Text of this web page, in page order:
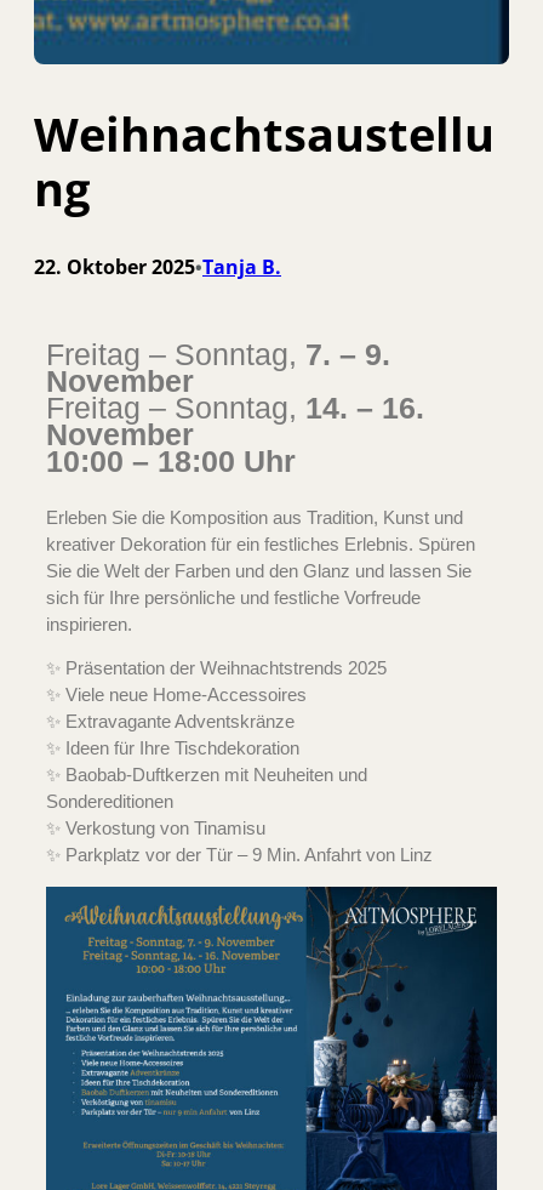
Weihnachtsaustellu
ng
22. Oktober 2025•Tanja B.
Freitag – Sonntag, 7. – 9.
November
Freitag – Sonntag, 14. – 16.
November
10:00 – 18:00 Uhr
Erleben Sie die Komposition aus Tradition, Kunst und
kreativer Dekoration für ein festliches Erlebnis. Spüren
Sie die Welt der Farben und den Glanz und lassen Sie
sich für Ihre persönliche und festliche Vorfreude
inspirieren.
✨ Präsentation der Weihnachtstrends 2025
✨ Viele neue Home-Accessoires
✨ Extravagante Adventskränze
✨ Ideen für Ihre Tischdekoration
✨ Baobab-Duftkerzen mit Neuheiten und
Sondereditionen
✨ Verkostung von Tinamisu
✨ Parkplatz vor der Tür – 9 Min. Anfahrt von Linz